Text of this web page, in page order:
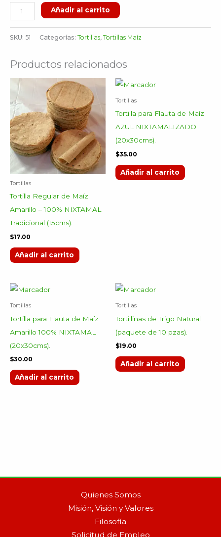
Añadir al carrito
SKU: 51 Categorías: Tortillas, Tortillas Maíz
Productos relacionados
Tortillas
Tortilla Regular de Maíz
Amarillo – 100% NIXTAMAL
Tradicional (15cms).
$17.00
Añadir al carrito
Tortillas
Tortilla para Flauta de Maíz
AZUL NIXTAMALIZADO
(20x30cms).
$35.00
Añadir al carrito
Tortillas
Tortilla para Flauta de Maíz
Amarillo 100% NIXTAMAL
(20x30cms).
$30.00
Añadir al carrito
Tortillas
Tortillinas de Trigo Natural
(paquete de 10 pzas).
$19.00
Añadir al carrito
Quienes Somos
Misión, Visión y Valores
Filosofía
Solicitud de Empleo